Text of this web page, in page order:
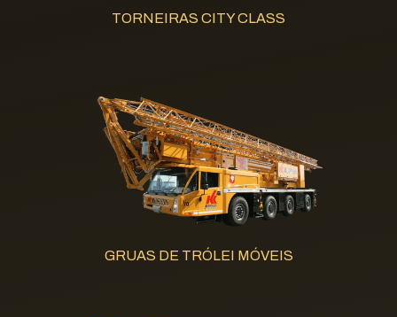
TORNEIRAS CITY CLASS
GRUAS DE TRÓLEI MÓVEIS